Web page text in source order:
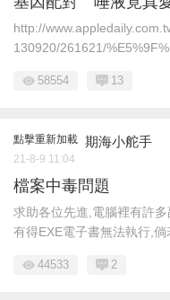
http://
130920/261621/
58554 13
點擊重新加載 期海小舵手
21-8-9 11:04
檔案中毒問題
求助各位先進,電腦裡有許
有得EXE電子書無法執行,倘
44533 2